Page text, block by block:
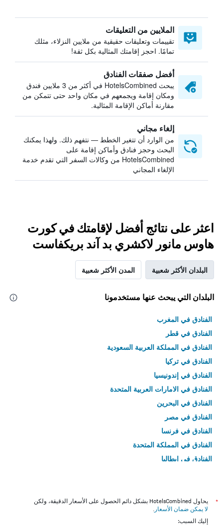
الملايين من التعليقات
تقييمات وتعليقات حقيقية من ملايين النزلاء، مثلك
تمامًا. احجز إقامتك المثالية بكل ثقة!
أفضل صفقات الفنادق
يبحث HotelsCombined في أكثر من 3 ملايين فندق
ومكان إقامة ويجمعهم في مكان واحد حتى تتمكن من
مقارنة أماكن الإقامة المثالية.
إلغاء مجاني
من الوارد أن تتغير الخطط — نتفهم ذلك. ولهذا يمكنك
البحث وحجز فنادق وأماكن إقامة على
HotelsCombined من وكالات السفر التي تقدم خدمة
الإلغاء المجاني
اعثر على نتائج أفضل لإقامتك في كورت
هاوس مانور لاكشري بد آند بريكفاست
البلدان الأكثر شعبية المدن الأكثر شعبية
البلدان التي يبحث عنها مستخدمونا
الفنادق في المغرب
الفنادق في قطر
الفنادق في المملكة العربية السعودية
الفنادق في تركيا
الفنادق في إندونيسيا
الفنادق في الامارات العربية المتحدة
الفنادق في البحرين
الفنادق في مصر
الفنادق في فرنسا
الفنادق في المملكة المتحدة
الفنادق في إيطاليا
*
يحاول HotelsCombined بشكل دائم الحصول على الأسعار الدقيقة، ولكن
لا يمكن ضمان الأسعار .
إليك السبب: